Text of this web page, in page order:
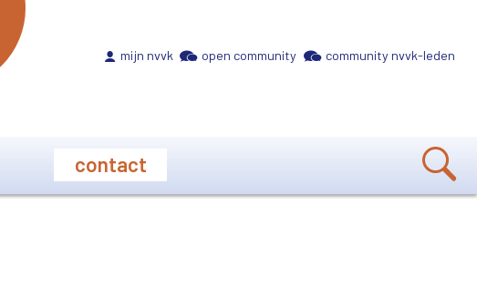
mijn nvvk open community community nvvk-leden
contact